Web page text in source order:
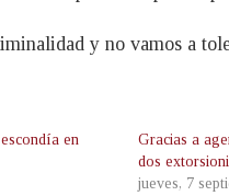
y no vamos a
en
Gracias a
dos
jueves, 7